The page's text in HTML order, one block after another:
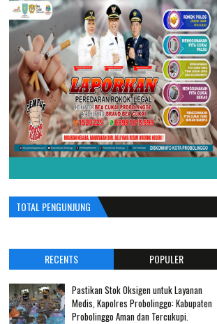
TOTAL PENGUNJUNG
RECENTS POPULER
Pastikan Stok Oksigen untuk Layanan
Medis, Kapolres Probolinggo: Kabupaten
Probolinggo Aman dan Tercukupi.